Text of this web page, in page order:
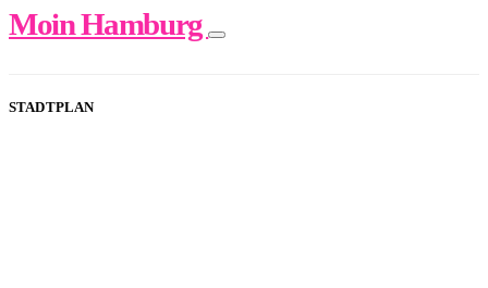
Moin Hamburg
STADTPLAN